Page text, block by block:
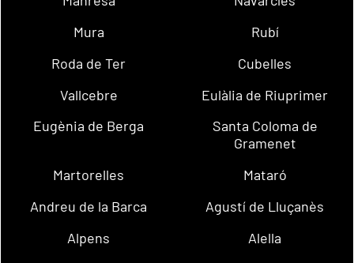
Mura
Rubí
Roda de Ter
Cubelles
Vallcebre
Eulàlia de Riuprimer
Eugènia de Berga
Santa Coloma de
Gramenet
Martorelles
Mataró
Andreu de la Barca
Agustí de Lluçanès
Alpens
Alella